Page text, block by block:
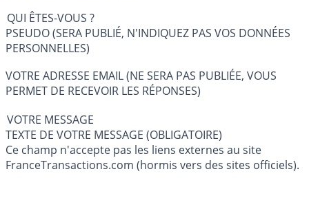
QUI ÊTES-VOUS ?
PSEUDO (SERA PUBLIÉ, N'INDIQUEZ PAS VOS DONNÉES
PERSONNELLES)
VOTRE ADRESSE EMAIL (NE SERA PAS PUBLIÉE, VOUS
PERMET DE RECEVOIR LES RÉPONSES)
VOTRE MESSAGE
TEXTE DE VOTRE MESSAGE (OBLIGATOIRE)
Ce champ n'accepte pas les liens externes au site
FranceTransactions.com (hormis vers des sites officiels).